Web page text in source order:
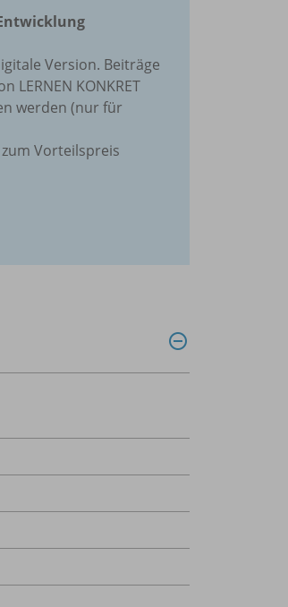
Version. Beiträge
LERNEN KONKRET
werden (nur für
Vorteilspreis